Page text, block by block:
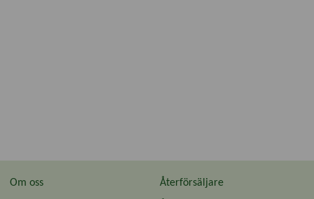
Om oss
Återförsäljare